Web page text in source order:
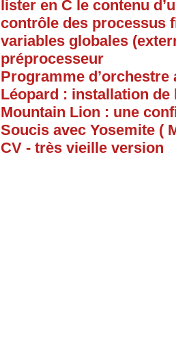
lister en C le contenu
contrôle des processus
variables globales
préprocesseur
Programme d’orchestre
Léopard : installation de
Mountain Lion : une
Soucis avec Yosemite (
CV - très vieille version